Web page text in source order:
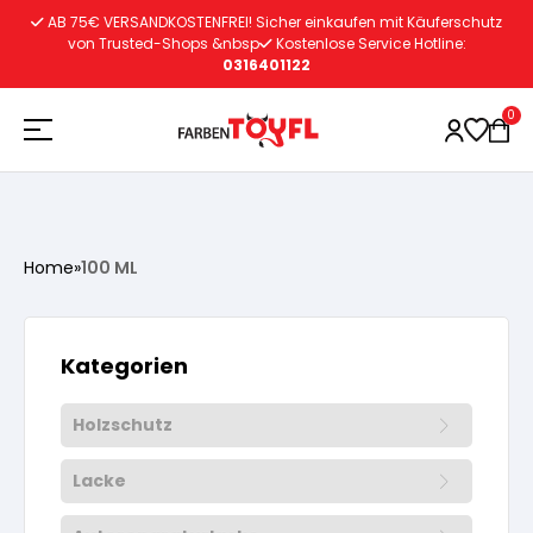
Vorbereitung
Wasserlösliche Grundierung
Lösemittelhältige Grundierung
Lacke
Wasserlösliche Grundierung
Vorbereitung
Innenfarben
AB 75€ VERSANDKOSTENFREI! Sicher einkaufen mit Käuferschutz
von Trusted-Shops &nbsp
Kostenlose Service Hotline:
0316401122
0
Home»100 ML
Kategorien
Holzschutz
Vorbereitung
Wasserlösliche Grundierung
Lacke